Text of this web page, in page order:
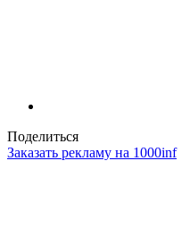
Поделиться
Заказать рекламу на 1000inf